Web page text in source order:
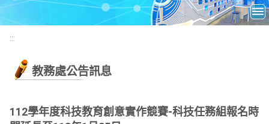
:::
教務處公告訊息
112學年度科技教育創意實作競賽-科技任務組報名時